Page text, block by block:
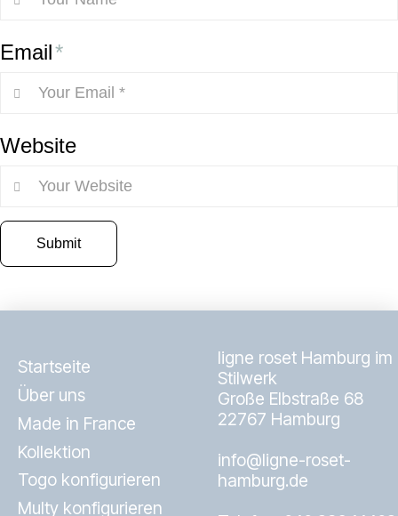
Email*
Website
Startseite
Über uns
Made in France
Kollektion
Togo konfigurieren
Multy konfigurieren
ligne roset Hamburg im
Stilwerk
Große Elbstraße 68
22767 Hamburg
info@ligne-roset-
hamburg.de